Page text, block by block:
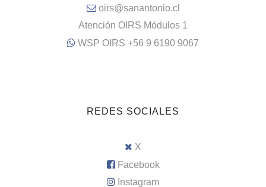
oirs@sanantonio.cl
Atención OIRS Módulos 1
WSP OIRS +56 9 6190 9067
REDES SOCIALES
X
Facebook
Instagram